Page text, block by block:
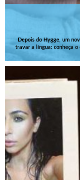
Depois do Hygge, um
travar a língua: conheça o